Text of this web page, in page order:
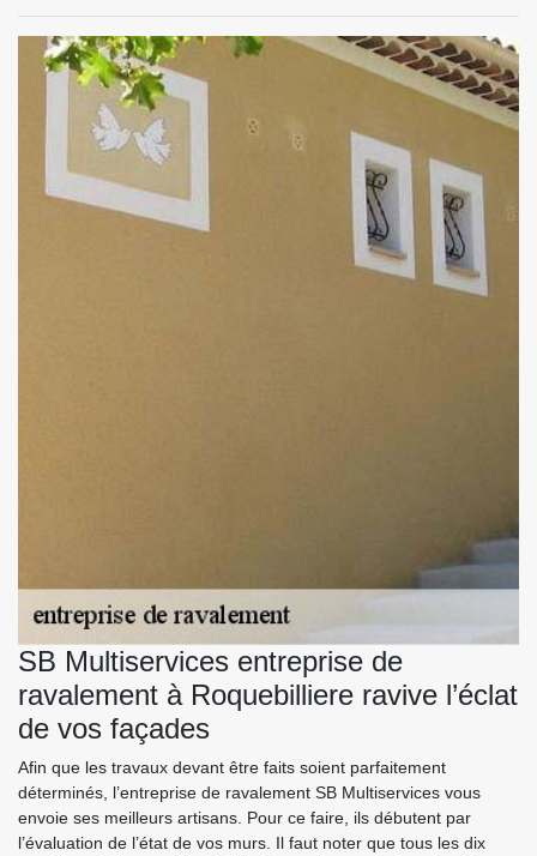
SB Multiservices entreprise de
ravalement à Roquebilliere ravive l’éclat
de vos façades
Afin que les travaux devant être faits soient parfaitement
déterminés, l’entreprise de ravalement SB Multiservices vous
envoie ses meilleurs artisans. Pour ce faire, ils débutent par
l’évaluation de l’état de vos murs. Il faut noter que tous les dix